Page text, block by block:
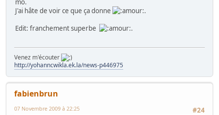
mo.
J'ai hâte de voir ce que ça donne
.
Edit: franchement superbe
.
Venez m'écouter
http://yohanncwikla.ek.la/news-p446975
fabienbrun
#24
07 Novembre 2009 à 22:25